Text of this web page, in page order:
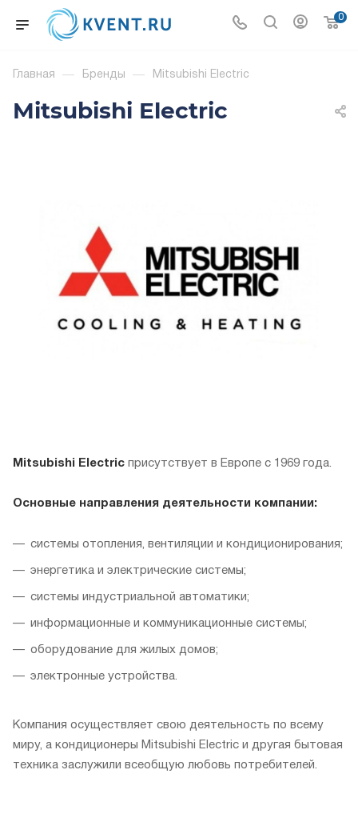
0
Главная — Бренды — Mitsubishi Electric
Mitsubishi Electric
Mitsubishi Electric присутствует в Европе с 1969 года.
Основные направления деятельности компании:
системы отопления, вентиляции и кондиционирования;
энергетика и электрические системы;
системы индустриальной автоматики;
информационные и коммуникационные системы;
оборудование для жилых домов;
электронные устройства.
Компания осуществляет свою деятельность по всему
миру, а кондиционеры Mitsubishi Electric и другая бытовая
техника заслужили всеобщую любовь потребителей.